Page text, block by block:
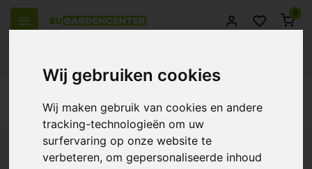
Wij gebruiken cookies
Wij maken gebruik van cookies en andere
tracking-technologieën om uw
surfervaring op onze website te
verbeteren, om gepersonaliseerde inhoud
0
Producten getagd met bio Korrels